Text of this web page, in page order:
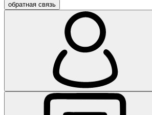
обратная связь